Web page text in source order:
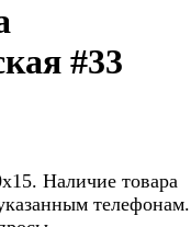
#33
Наличие товара